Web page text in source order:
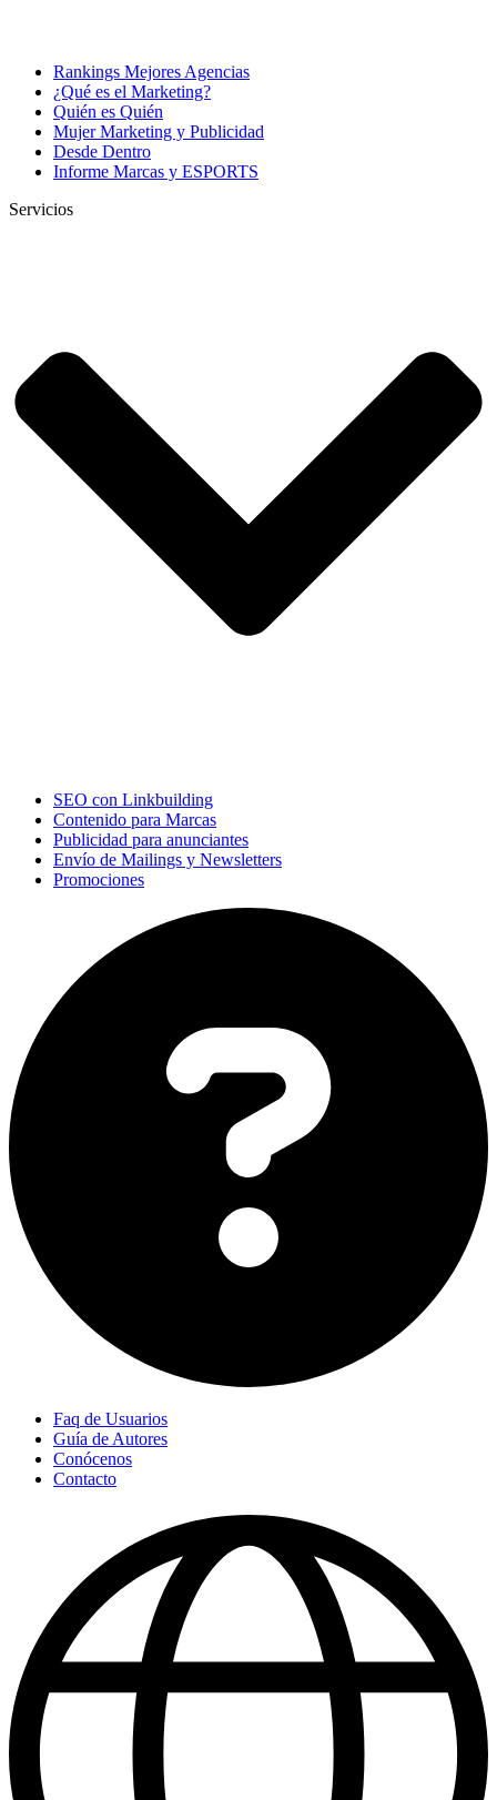
Rankings Mejores Agencias
¿Qué es el Marketing?
Quién es Quién
Mujer Marketing y Publicidad
Desde Dentro
Informe Marcas y ESPORTS
Servicios
SEO con Linkbuilding
Contenido para Marcas
Publicidad para anunciantes
Envío de Mailings y Newsletters
Promociones
Faq de Usuarios
Guía de Autores
Conócenos
Contacto